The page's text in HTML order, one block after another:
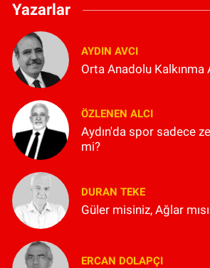
Yazarlar
AYDIN AVCI
Orta Anadolu Kalkınma
ÖZLENEN ALCI
Aydın'da spor sadece
mi?
DURAN TEKE
Güler misiniz, Ağlar
ERCAN DOLAPÇI